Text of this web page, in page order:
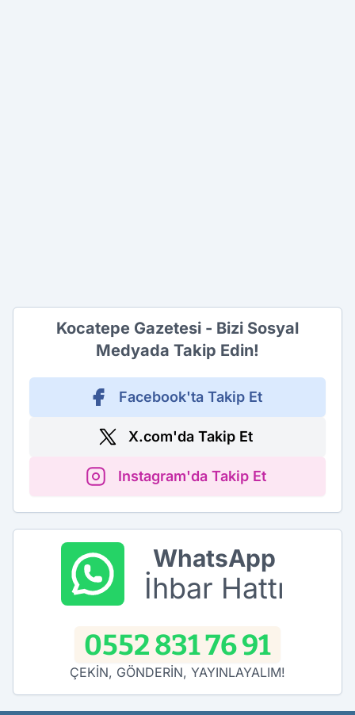
Kocatepe Gazetesi - Bizi Sosyal
Medyada Takip Edin!
Facebook'ta Takip Et
X.com'da Takip Et
Instagram'da Takip Et
WhatsApp
İhbar Hattı
0552 831 76 91
ÇEKİN, GÖNDERİN, YAYINLAYALIM!